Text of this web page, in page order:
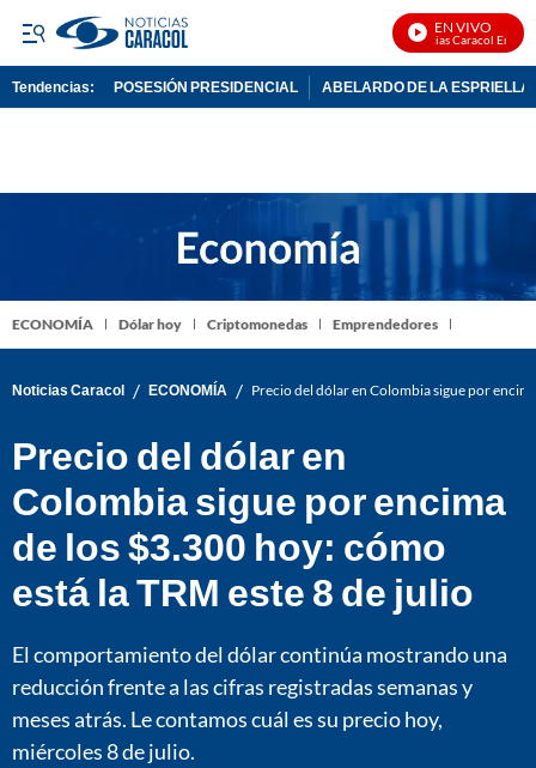
EN VIVO
Noticias Caracol En Vivo
Tendencias: POSESIÓN PRESIDENCIAL ABELARDO DE LA ESPRIELLA
ECONOMÍA Dólar hoy Criptomonedas Emprendedores
Noticias Caracol / ECONOMÍA / Precio del dólar en Colombia sigue por
Precio del dólar en
Colombia sigue por encima
de los $3.300 hoy: cómo
está la TRM este 8 de julio
El comportamiento del dólar continúa mostrando una
reducción frente a las cifras registradas semanas y
meses atrás. Le contamos cuál es su precio hoy,
miércoles 8 de julio.